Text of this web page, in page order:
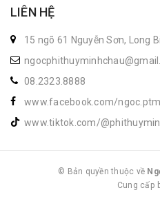
LIÊN HỆ
15 ngõ 61 Nguyễn Sơn, Long
08.2323.8888
www.facebook.com/
www.tiktok.com/
© Bản quyền thuộc về
|
Cung cấp